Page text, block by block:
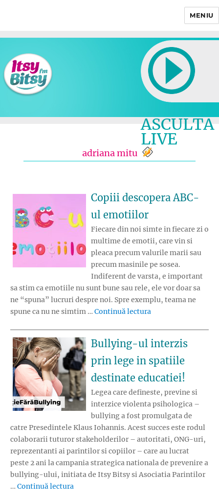
MENIU
ASCULTA
LIVE
adriana mitu
Copiii descopera ABC-
ul emotiilor
Fiecare din noi simte in fiecare zi o
multime de emotii, care vin si
pleaca precum valurile marii sau
precum masinile pe sosea.
Indiferent de varsta, e important
sa stim ca emotiile nu sunt bune sau rele, ele vor doar sa
ne “spuna” lucruri despre noi. Spre exemplu, teama ne
spune ca nu ne simtim … Continuă lectura
Bullying-ul interzis
prin lege in spatiile
destinate educatiei!
Legea care defineste, previne si
interzice violenta psihologica –
bullying a fost promulgata de
catre Presedintele Klaus Iohannis. Acest succes este rodul
colaborarii tuturor stakeholderilor – autoritati, ONG-uri,
reprezentanti ai parintilor si copiilor – care au lucrat
peste 2 ani la campania strategica nationala de prevenire a
bullying-ului, initiata de Itsy Bitsy si Asociatia Parintilor
… Continuă lectura